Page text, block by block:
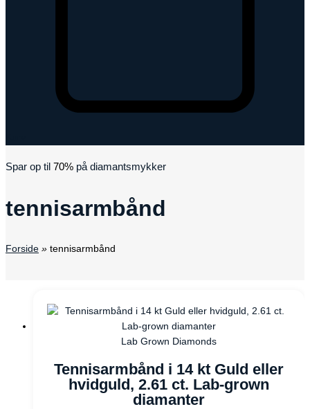
Spar op til 70% på diamantsmykker
tennisarmbånd
Forside » tennisarmbånd
Lab Grown Diamonds
Tennisarmbånd i 14 kt Guld eller
hvidguld, 2.61 ct. Lab-grown
diamanter